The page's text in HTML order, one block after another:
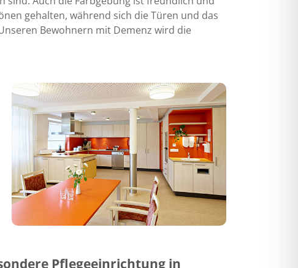
gehalten, während sich die Türen und das
Bewohnern mit Demenz wird die
Pflegeeinrichtung in